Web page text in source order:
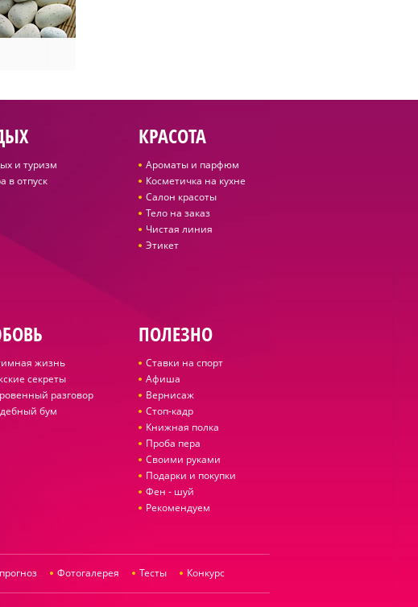
и туризм
в отпуск
КРАСОТА
Ароматы и парфюм
Косметичка на кухне
Салон красоты
Тело на заказ
Чистая линия
Этикет
жизнь
секреты
разговор
бум
ПОЛЕЗНО
Ставки на спорт
Афиша
Вернисаж
Стоп-кадр
Книжная полка
Проба пера
Своими руками
Подарки и покупки
Фен - шуй
Рекомендуем
Фотогалерея Тесты Конкурс